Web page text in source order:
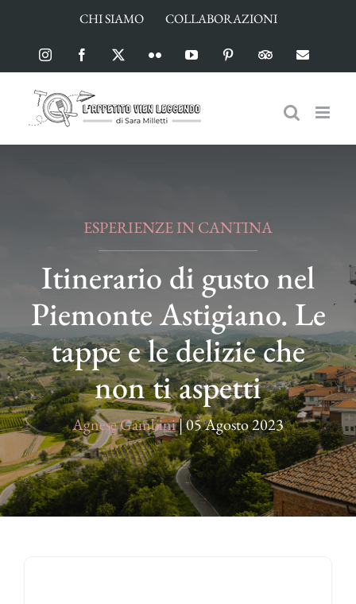
contenuto
CHI SIAMO COLLABORAZIONI
InstagramFacebook Flickr YouTube PinterestTripAdvisor
Email
ESPERIENZE IN CANTINA
Itinerario di gusto nel
Piemonte Astigiano. Le
tappe e le delizie che
non ti aspetti
Agnese Gambini|05 Agosto 2023